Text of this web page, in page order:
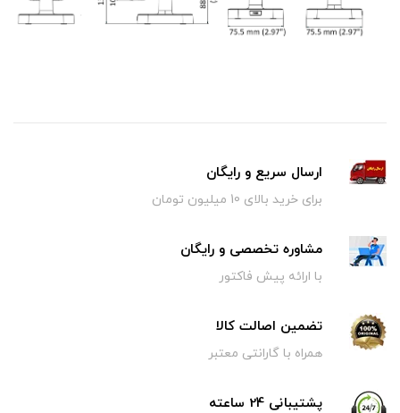
ارسال سریع و رایگان
برای خرید بالای 10 میلیون تومان
مشاوره تخصصی و رایگان
با ارائه پیش فاکتور
تضمین اصالت کالا
همراه با گارانتی معتبر
پشتیبانی 24 ساعته